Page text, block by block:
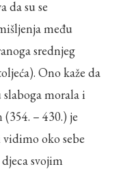
da su se
među
srednjeg
Ono kaže da
morala i
– 430.) je
oko sebe
svojim